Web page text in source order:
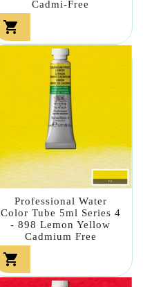
Cadmi-Free

Professional Water
Color Tube 5ml Series 4
- 898 Lemon Yellow
Cadmium Free
